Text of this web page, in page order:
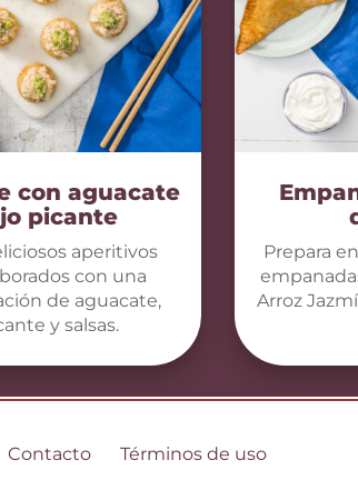
con aguacate
picante
aperitivos
con una
de aguacate,
y salsas.
Prepara
Arroz
Contacto Términos de uso